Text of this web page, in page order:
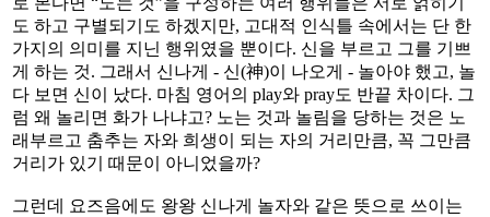
도 하고 구별되기도 하겠지만, 고대적 인식틀 속에서는 단 한
가지의 의미를 지닌 행위였을 뿐이다. 신을 부르고 그를 기쁘
게 하는 것. 그래서 신나게 - 신(神)이 나오게 - 놀아야 했고, 놀
다 보면 신이 났다. 마침 영어의 play와 pray도 반끝 차이다. 그
럼 왜 놀리면 화가 나냐고? 노는 것과 놀림을 당하는 것은 노
래부르고 춤추는 자와 희생이 되는 자의 거리만큼, 꼭 그만큼
거리가 있기 때문이 아니었을까?
그런데 요즈음에도 왕왕 신나게 놀자와 같은 뜻으로 쓰이는